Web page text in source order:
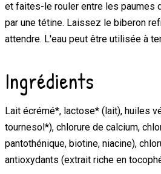
et faites-le rouler entre les paumes
par une tétine. Laissez le biberon
attendre. L'eau peut être utilisée à
Ingrédients
Lait écrémé*, lactose* (lait), huiles
tournesol*), chlorure de calcium,
pantothénique, biotine, niacine),
antioxydants (extrait riche en